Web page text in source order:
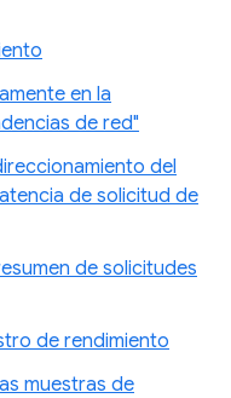
en la
de red"
del
de solicitud de
de solicitudes
de rendimiento
muestras de